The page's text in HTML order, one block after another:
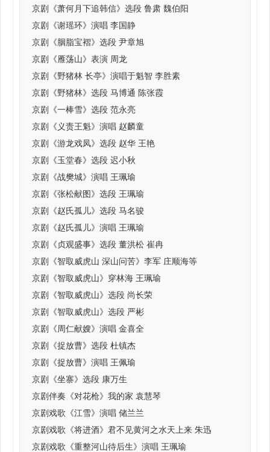
京剧《萧何月下追韩信》选段 鲁肃 魏伯阳
京剧《谢瑶环》演唱 李国静
京剧《胭脂宝褶》选段 尹章旭
京剧《雁荡山》表演 周龙
京剧《野猪林 长亭》演唱于魁智 李胜素
京剧《野猪林》选段 马博通 陈张霞
京剧《一棒雪》选段 范永亮
京剧《义责王魁》演唱 赵麟童
京剧《游龙戏凤》选段 赵华 王艳
京剧《玉堂春》选段 迟小秋
京剧《战樊城》演唱 王珮瑜
京剧《张松献图》选段 王珮瑜
京剧《赵氏孤儿》选段 马名骏
京剧《赵氏孤儿》演唱 王珮瑜
京剧《贞观盛事》选段 董洪松 崔冉
京剧《智取威虎山 深山问苦》李军 庄顺海等
京剧《智取威虎山》穿林海 王珮瑜
京剧《智取威虎山》选段 尚长荣
京剧《智取威虎山》选段 严彬
京剧《周仁献嫂》演唱 金喜全
京剧《捉放曹》选段 杜镇杰
京剧《捉放曹》演唱 王佩瑜
京剧《坐寨》选段 康万生
京剧伴奏《对花枪》我的家 袁慧琴
京剧戏歌《江雪》演唱 储兰兰
京剧戏歌《将进酒》君不见黄河之水天上来 朱迅
京剧戏歌《重整河山待后生》演唱 王珮瑜